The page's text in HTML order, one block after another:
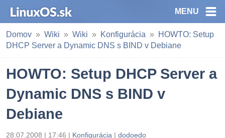
MENU
Domov Wiki Wiki Konfigurácia
HOWTO: Setup
DHCP Server a Dynamic DNS s BIND v Debiane
HOWTO: Setup DHCP Server a
Dynamic DNS s BIND v
Debiane
28.07.2008 | 17:46 | Konfigurácia | dodoedo